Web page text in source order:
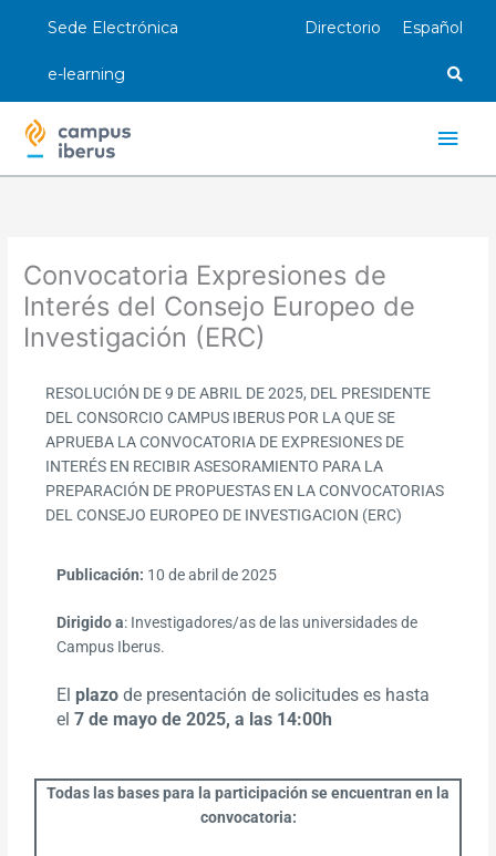
Sede Electrónica
e-learning
Directorio Español
Convocatoria Expresiones de
Interés del Consejo Europeo de
Investigación (ERC)
RESOLUCIÓN DE 9 DE ABRIL DE 2025, DEL PRESIDENTE
DEL CONSORCIO CAMPUS IBERUS POR LA QUE SE
APRUEBA LA CONVOCATORIA DE EXPRESIONES DE
INTERÉS EN RECIBIR ASESORAMIENTO PARA LA
PREPARACIÓN DE PROPUESTAS EN LA CONVOCATORIAS
DEL CONSEJO EUROPEO DE INVESTIGACION (ERC)
Publicación: 10 de abril de 2025
Dirigido a: Investigadores/as de las universidades de
Campus Iberus.
El plazo de presentación de solicitudes es hasta
el7 de mayo de 2025, a las 14:00h
Todas las bases para la participación se encuentran en la
convocatoria: